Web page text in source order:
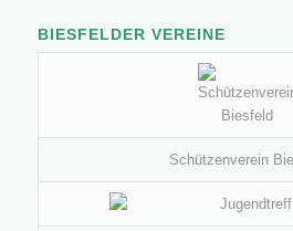
BIESFELDER VEREINE
Schützenverein